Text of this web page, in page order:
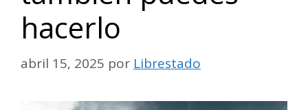
hacerlo
abril 15, 2025 por Librestado